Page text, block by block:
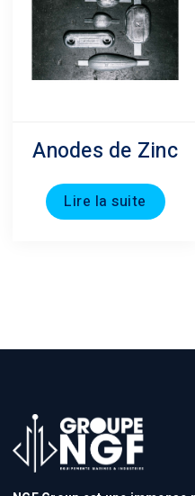
Anodes de Zinc
Lire la suite